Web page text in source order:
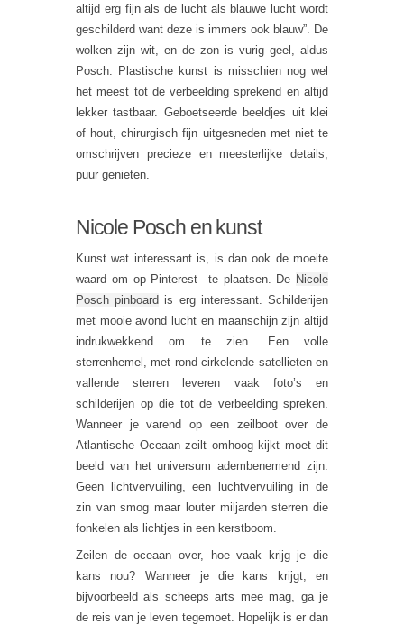
altijd erg fijn als de lucht als blauwe lucht wordt
geschilderd want deze is immers ook blauw”. De
wolken zijn wit, en de zon is vurig geel, aldus
Posch. Plastische kunst is misschien nog wel
het meest tot de verbeelding sprekend en altijd
lekker tastbaar. Geboetseerde beeldjes uit klei
of hout, chirurgisch fijn uitgesneden met niet te
omschrijven precieze en meesterlijke details,
puur genieten.
Nicole Posch en kunst
Kunst wat interessant is, is dan ook de moeite
waard om op Pinterest te plaatsen. De Nicole
Posch pinboard is erg interessant. Schilderijen
met mooie avond lucht en maanschijn zijn altijd
indrukwekkend om te zien. Een volle
sterrenhemel, met rond cirkelende satellieten en
vallende sterren leveren vaak foto’s en
schilderijen op die tot de verbeelding spreken.
Wanneer je varend op een zeilboot over de
Atlantische Oceaan zeilt omhoog kijkt moet dit
beeld van het universum adembenemend zijn.
Geen lichtvervuiling, een luchtvervuiling in de
zin van smog maar louter miljarden sterren die
fonkelen als lichtjes in een kerstboom.
Zeilen de oceaan over, hoe vaak krijg je die
kans nou? Wanneer je die kans krijgt, en
bijvoorbeeld als scheeps arts mee mag, ga je
de reis van je leven tegemoet. Hopelijk is er dan